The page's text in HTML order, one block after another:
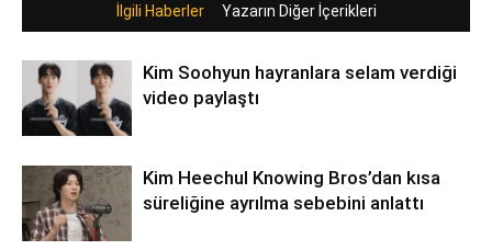
İlgili Haberler Yazarın Diğer İçerikleri
Kim Soohyun hayranlara selam verdiği
video paylaştı
Kim Heechul Knowing Bros’dan kısa
süreliğine ayrılma sebebini anlattı